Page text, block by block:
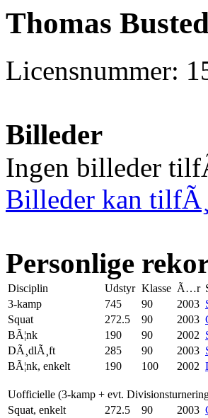
Thomas
Licensnummer:
Billeder
Ingen billeder
Billeder kan
Personlige
Disciplin Udstyr Klasse Ã…r
3-kamp
745 90 2003
Squat
272.5 90 2003
BÃ¦nk
190 90 2002
DÃ¸dlÃ¸ft
285 90 2003
BÃ¦nk, enkelt
190 100 2002
Uofficielle (3-kamp + evt.
Squat, enkelt
272.5 90 2003